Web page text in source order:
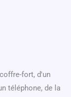
fort, d'un
téléphone, de la